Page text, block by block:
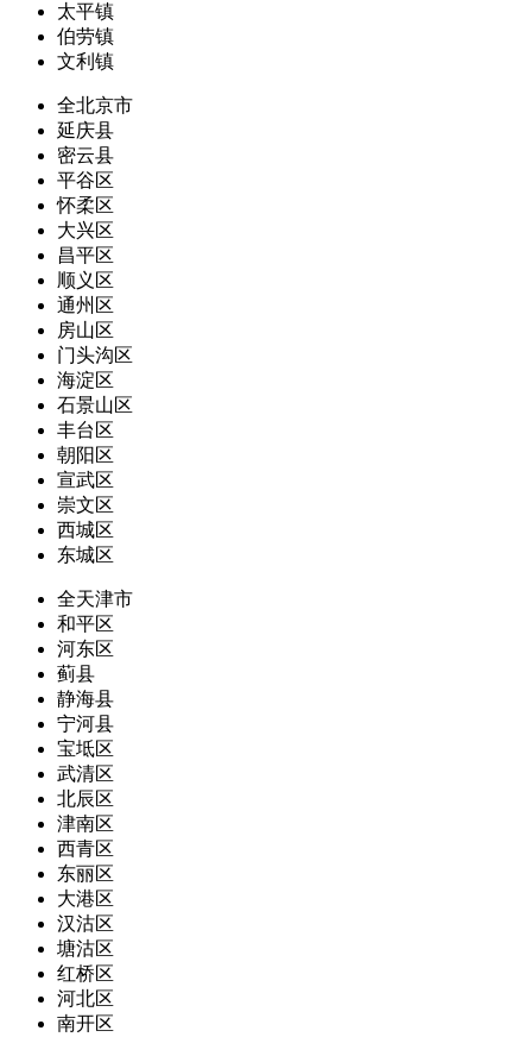
太平镇
伯劳镇
文利镇
全北京市
延庆县
密云县
平谷区
怀柔区
大兴区
昌平区
顺义区
通州区
房山区
门头沟区
海淀区
石景山区
丰台区
朝阳区
宣武区
崇文区
西城区
东城区
全天津市
和平区
河东区
蓟县
静海县
宁河县
宝坻区
武清区
北辰区
津南区
西青区
东丽区
大港区
汉沽区
塘沽区
红桥区
河北区
南开区